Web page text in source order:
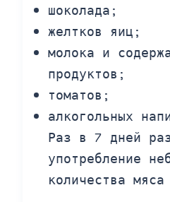
шоколада;
желтков яиц;
молока и
продуктов;
томатов;
алкогольных
Раз в 7 дней
употребление
количества